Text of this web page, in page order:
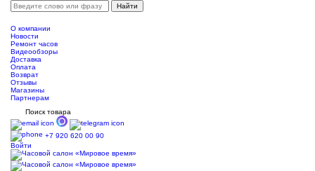
О компании
Новости
Ремонт часов
Видеообзоры
Доставка
Оплата
Возврат
Отзывы
Магазины
Партнерам
Поиск товара
+7 920 620 00 90
Войти